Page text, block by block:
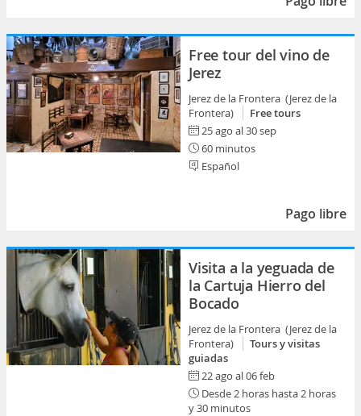
Free tour del vino de
Jerez
Jerez de la Frontera (Jerez de la
Frontera)
Free tours
25 ago al 30 sep
60 minutos
Español
Pago libre
Visita a la yeguada de
la Cartuja Hierro del
Bocado
Jerez de la Frontera (Jerez de la
Frontera)
Tours y visitas
guiadas
22 ago al 06 feb
Desde 2 horas hasta 2 horas
y 30 minutos